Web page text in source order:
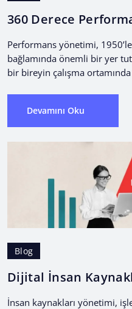
360 Derece
Performans yönetimi,
bağlamında önemli bir yer
bir bireyin çalışma
Devamını Oku
Blog
Dijital İnsan
İnsan kaynakları yönetimi,